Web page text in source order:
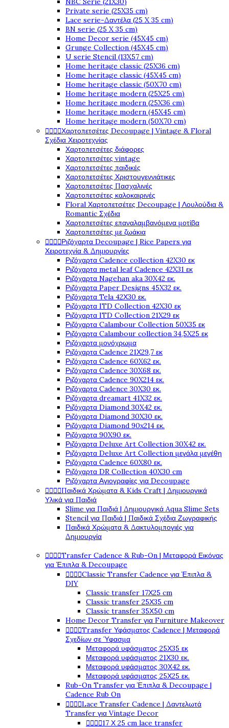
Private serie (25X35 cm)
Lace serie-Δαντέλα (25 X 35 cm)
BN serie (25 X 35 cm)
Home Decor serie (45X45 cm)
Grunge Collection (45X45 cm)
U serie Stencil (13X57 cm)
Home heritage classic (25X36 cm)
Home heritage classic (45X45 cm)
Home heritage classic (50X70 cm)
Home heritage modern (25X25 cm)
Home heritage modern (25X36 cm)
Home heritage modern (45X45 cm)
Home heritage modern (50X70 cm)
Χαρτοπετσέτες Decoupage | Vintage & Floral
Σχέδια Χειροτεχνίας
Χαρτοπετσέτες διάφορες
Χαρτοπετσέτες vintage
Χαρτοπετσέτες παιδικές
Χαρτοπετσέτες Χριστουγεννιάτικες
Χαρτοπετσέτες Πασχαλινές
Χαρτοπετσέτες καλοκαιρινές
Floral Χαρτοπετσέτες Decoupage | Λουλούδια &
Romantic Σχέδια
Χαρτοπετσέτες επαναλαμβανόμενα μοτίβα
Χαρτοπετσέτες με ζωάκια
Ριζόχαρτα Decoupage | Rice Papers για
Χειροτεχνία & Δημιουργίες
Ριζόχαρτα Cadence collection 42X30 εκ
Ριζόχαρτα metal leaf Cadence 42X31 εκ
Ριζόχαρτα Nagehan aka 30X42 εκ.
Ριζόχαρτα Paper Designs 45X32 εκ.
Ριζόχαρτα Tela 42Χ30 εκ.
Ριζόχαρτα ITD Collection 42X30 εκ
Ριζόχαρτα ITD Collection 21X29 εκ
Ριζόχαρτα Calambour Collection 50X35 εκ
Ριζόχαρτα Calambour collection 34,5X25 εκ
Ριζόχαρτα μονόχρωμα
Ριζόχαρτα Cadence 21Χ29,7 εκ
Ριζόχαρτα Cadence 60X62 εκ.
Ριζόχαρτα Cadence 30X68 εκ.
Ριζόχαρτα Cadence 90X214 εκ.
Ριζόχαρτα Cadence 30X30 εκ.
Ριζόχαρτα dreamart 41X32 εκ.
Ριζόχαρτα Diamond 30X42 εκ.
Ριζόχαρτα Diamond 30X30 εκ.
Ριζόχαρτα Diamond 90x214 εκ.
Ριζόχαρτα 90X90 εκ.
Ριζόχαρτα Deluxe Art Collection 30X42 εκ.
Ριζόχαρτα Deluxe Art Collection μεγάλα μεγέθη
Ριζόχαρτα Cadence 60X80 εκ.
Ριζόχαρτα DR Collection 40X30 cm
Ριζόχαρτα Αγιογραφίες για Decoupage
Παιδικά Χρώματα & Kids Craft | Δημιουργικά
Υλικά για Παιδιά
Slime για Παιδιά | Δημιουργικά Aqua Slime Sets
Stencil για Παιδιά | Παιδικά Σχέδια Ζωγραφικής
Παιδικά Χρώματα & Δακτυλομπογιές για
Δημιουργία
Transfer Cadence & Rub-On | Μεταφορά Εικόνας
για Έπιπλα & Decoupage
Classic Transfer Cadence για Έπιπλα &
DIY
Classic transfer 17Χ25 cm
Classic transfer 25Χ35 cm
Classic transfer 35Χ50 cm
Home Decor Transfer για Furniture Makeover
Transfer Υφάσματος Cadence | Μεταφορά
Σχεδίων σε Ύφασμα
Μεταφορά υφάσματος 25Χ35 εκ
Μεταφορά υφάσματος 21Χ30 εκ.
Μεταφορά υφάσματος 30Χ42 εκ.
Μεταφορά υφάσματος 25Χ25 εκ.
Rub-On Transfer για Έπιπλα & Decoupage |
Cadence Rub On
Lace Transfer Cadence | Δαντελωτά
Transfer για Vintage Decor
17 Χ 25 cm lace transfer